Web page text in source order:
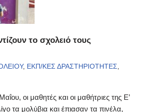
το σχολειό τους
, ΕΚΠ/ΚΕΣ ΔΡΑΣΤΗΡΙΟΤΗΤΕΣ,
οι μαθητές και οι μαθήτριες της Ε’
τα μολύβια και έπιασαν τα πινέλα,